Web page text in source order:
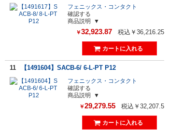
フェニックス・コンタクト
確認する
商品説明
￥32,923.87 税込￥36,216.25
11 【1491604】SACB-6/ 6-L-PT P12
フェニックス・コンタクト
確認する
商品説明
￥29,279.55 税込￥32,207.5